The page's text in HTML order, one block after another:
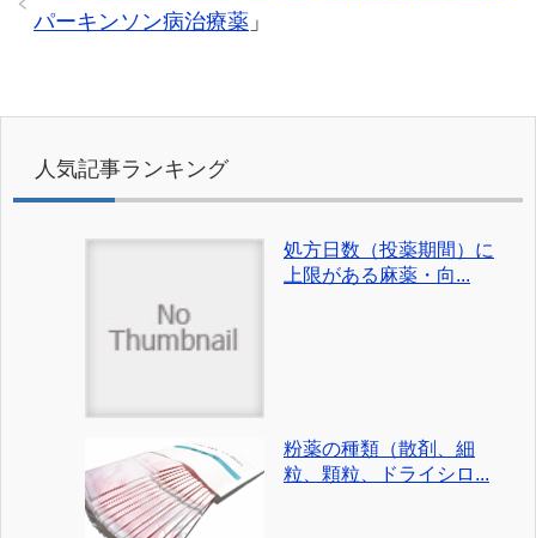
パーキンソン病治療薬 」
人気記事ランキング
処方日数（投薬期間）に
上限がある麻薬・向...
粉薬の種類（散剤、細
粒、顆粒、ドライシロ...